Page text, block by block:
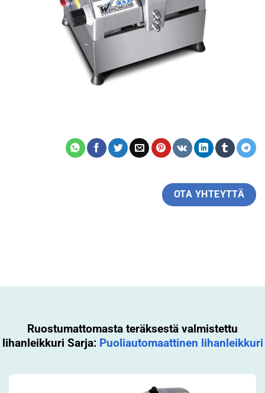
OTA YHTEYTTÄ
Ruostumattomasta teräksestä valmistettu
lihanleikkuri Sarja: Puoliautomaattinen lihanleikkuri